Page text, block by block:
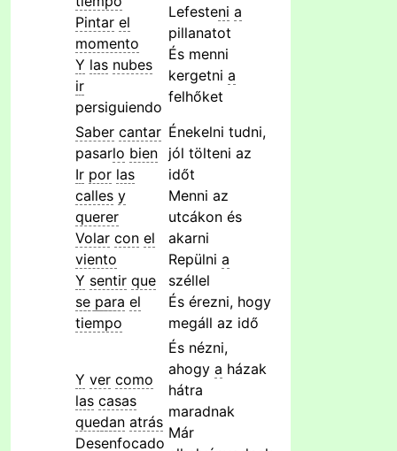
Pintar el
momento
Y las nubes
ir
persiguiendo
Lefesteni a
pillanatot
És menni
kergetni a
felhőket
Saber cantar
pasarlo bien
Ir por las
calles y
querer
Volar con el
viento
Y sentir que
se para el
tiempo
Énekelni tudni,
jól tölteni az
időt
Menni az
utcákon és
akarni
Repülni a
széllel
És érezni, hogy
megáll az idő
Y ver como
las casas
quedan atrás
Desenfocado
És nézni,
ahogy a házak
hátra
maradnak
Már